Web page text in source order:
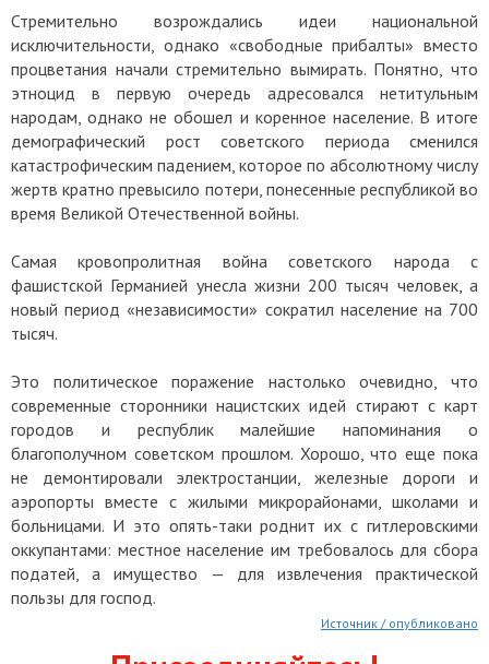
Стремительно возрождались идеи национальной
исключительности, однако «свободные прибалты» вместо
процветания начали стремительно вымирать. Понятно, что
этноцид в первую очередь адресовался нетитульным
народам, однако не обошел и коренное население. В итоге
демографический рост советского периода сменился
катастрофическим падением, которое по абсолютному числу
жертв кратно превысило потери, понесенные республикой во
время Великой Отечественной войны.
Самая кровопролитная война советского народа с
фашистской Германией унесла жизни 200 тысяч человек, а
новый период «независимости» сократил население на 700
тысяч.
Это политическое поражение настолько очевидно, что
современные сторонники нацистских идей стирают с карт
городов и республик малейшие напоминания о
благополучном советском прошлом. Хорошо, что еще пока
не демонтировали электростанции, железные дороги и
аэропорты вместе с жилыми микрорайонами, школами и
больницами. И это опять-таки роднит их с гитлеровскими
оккупантами: местное население им требовалось для сбора
податей, а имущество — для извлечения практической
пользы для господ.
Источник / опубликовано